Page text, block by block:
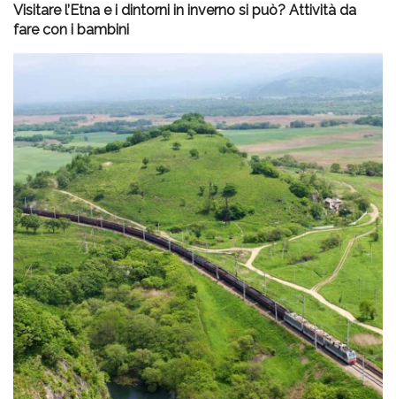
Visitare l’Etna e i dintorni in inverno si può? Attività da
fare con i bambini